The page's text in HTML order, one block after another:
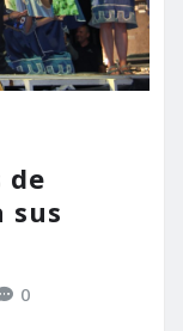
de
sus
0